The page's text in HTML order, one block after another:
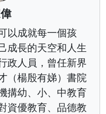
以成就每一個孩
成長的天空和人生
政人員，曾任新界
（楊殷有娣）書院
搆幼、小、中教育
資優教育、品德教